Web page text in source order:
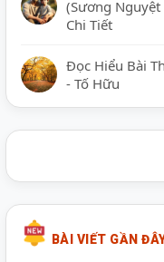
(Sương
Chi Tiết
Đọc Hiểu Bài
- Tố Hữu
BÀI VIẾT GẦN